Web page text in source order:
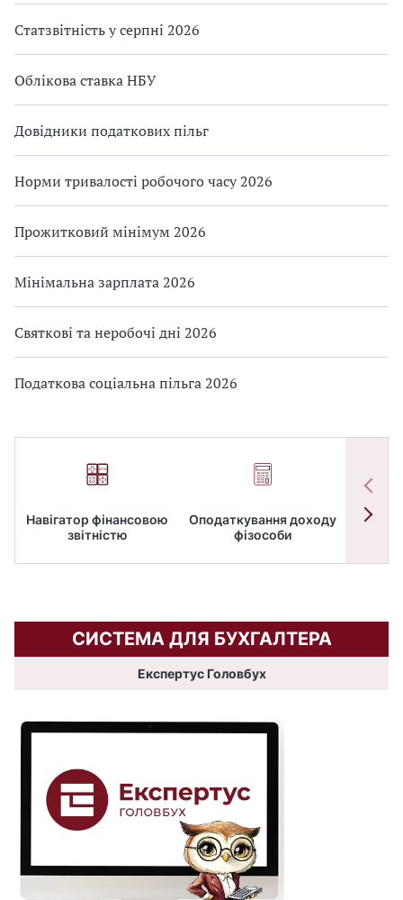
Статзвітність у серпні 2026
Облікова ставка НБУ
Довідники податкових пільг
Норми тривалості робочого часу 2026
Прожитковий мінімум 2026
Мінімальна зарплата 2026
Святкові та неробочі дні 2026
Податкова соціальна пільга 2026
Навігатор фінансовою
звітністю
Оподаткування доходу
фізособи
СИСТЕМА ДЛЯ БУХГАЛТЕРА
Експертус Головбух